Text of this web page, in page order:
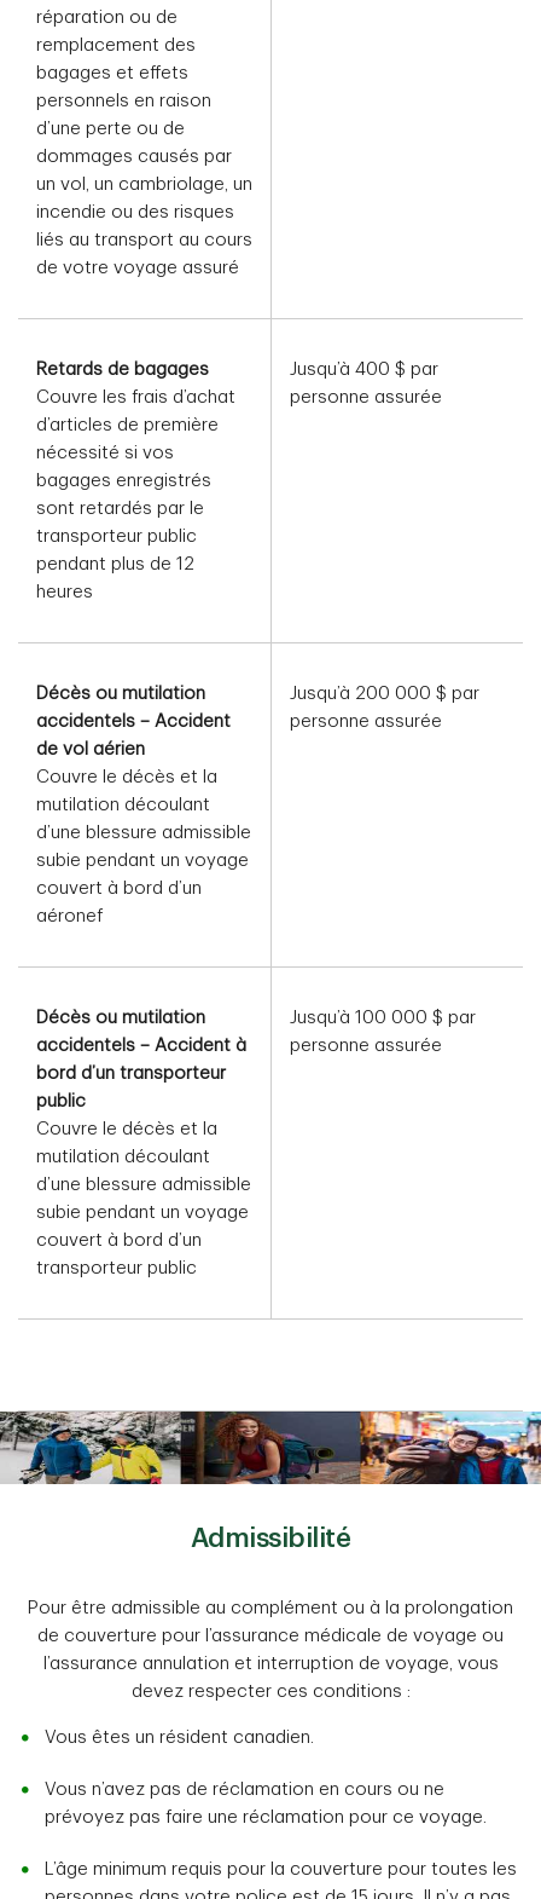
réparation ou de
remplacement des
bagages et effets
personnels en raison
d’une perte ou de
dommages causés par
un vol, un cambriolage, un
incendie ou des risques
liés au transport au cours
de votre voyage assuré
Retards de bagages
Couvre les frais d’achat
d’articles de première
nécessité si vos
bagages enregistrés
sont retardés par le
transporteur public
pendant plus de 12
heures
Jusqu’à 400 $ par
personne assurée
Décès ou mutilation
accidentels – Accident
de vol aérien
Couvre le décès et la
mutilation découlant
d’une blessure admissible
subie pendant un voyage
couvert à bord d’un
aéronef
Jusqu’à 200 000 $ par
personne assurée
Décès ou mutilation
accidentels – Accident à
bord d’un transporteur
public
Couvre le décès et la
mutilation découlant
d’une blessure admissible
subie pendant un voyage
couvert à bord d’un
transporteur public
Jusqu’à 100 000 $ par
personne assurée
Admissibilité
Pour être admissible au complément ou à la prolongation
de couverture pour l’assurance médicale de voyage ou
l’assurance annulation et interruption de voyage, vous
devez respecter ces conditions :
Vous êtes un résident canadien.
Vous n’avez pas de réclamation en cours ou ne
prévoyez pas faire une réclamation pour ce voyage.
L’âge minimum requis pour la couverture pour toutes les